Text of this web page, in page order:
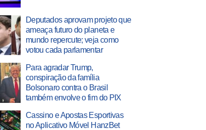
Deputados aprovam projeto que
ameaça futuro do planeta e
mundo repercute; veja como
votou cada parlamentar
Para agradar Trump,
conspiração da família
Bolsonaro contra o Brasil
também envolve o fim do PIX
Cassino e Apostas Esportivas
no Aplicativo Móvel HanzBet